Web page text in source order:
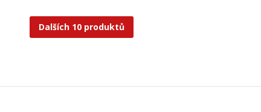
Dalších 10 produktů